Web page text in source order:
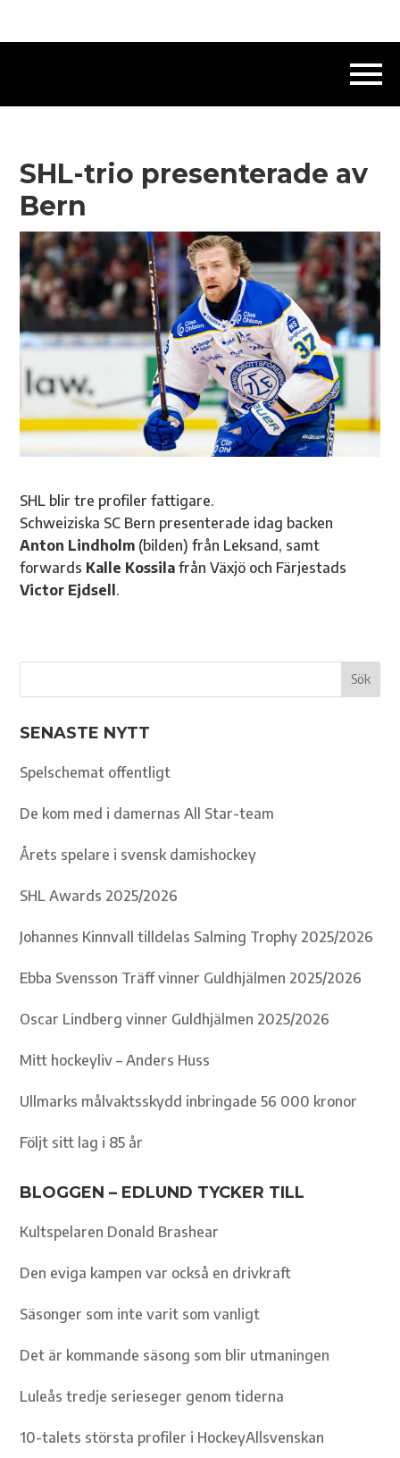
SHL-trio presenterade av
Bern
SHL blir tre profiler fattigare.
Schweiziska SC Bern presenterade idag backen
Anton Lindholm (bilden) från Leksand, samt
forwards Kalle Kossila från Växjö och Färjestads
Victor Ejdsell.
SENASTE NYTT
Spelschemat offentligt
De kom med i damernas All Star-team
Årets spelare i svensk damishockey
SHL Awards 2025/2026
Johannes Kinnvall tilldelas Salming Trophy 2025/2026
Ebba Svensson Träff vinner Guldhjälmen 2025/2026
Oscar Lindberg vinner Guldhjälmen 2025/2026
Mitt hockeyliv – Anders Huss
Ullmarks målvaktsskydd inbringade 56 000 kronor
Följt sitt lag i 85 år
BLOGGEN – EDLUND TYCKER TILL
Kultspelaren Donald Brashear
Den eviga kampen var också en drivkraft
Säsonger som inte varit som vanligt
Det är kommande säsong som blir utmaningen
Luleås tredje serieseger genom tiderna
10-talets största profiler i HockeyAllsvenskan